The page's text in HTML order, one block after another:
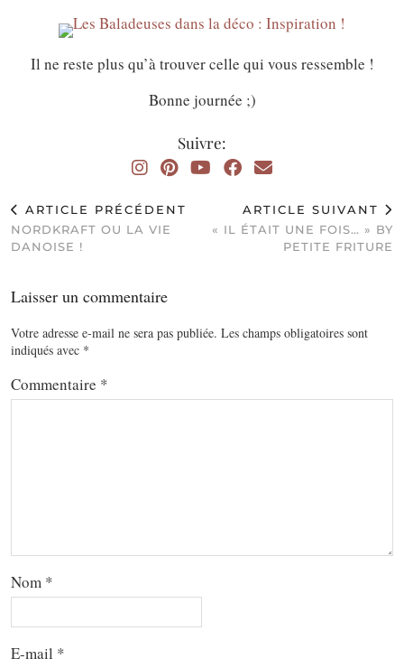
Il ne reste plus qu’à trouver celle qui vous ressemble !
Bonne journée ;)
Suivre:
ARTICLE PRÉCÉDENT
NORDKRAFT OU LA VIE
DANOISE !
ARTICLE SUIVANT
« IL ÉTAIT UNE FOIS… » BY
PETITE FRITURE
Laisser un commentaire
Votre adresse e-mail ne sera pas publiée. Les champs obligatoires sont
indiqués avec *
Commentaire *
Nom *
E-mail *